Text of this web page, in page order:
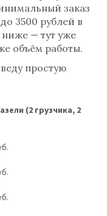
заказ
3500 рублей в
— тут уже
объём работы.
простую
(2 грузчика, 2